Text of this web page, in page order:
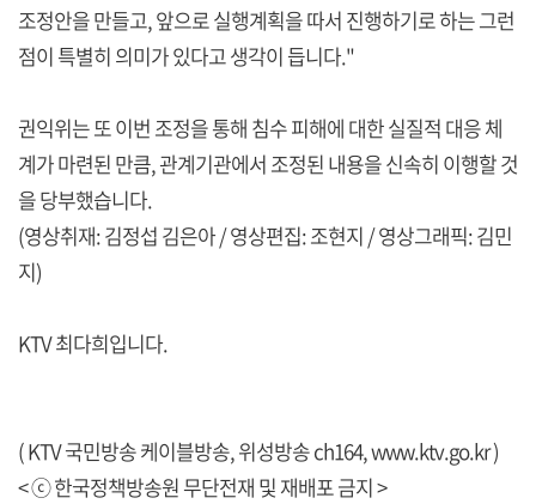
조정안을 만들고, 앞으로 실행계획을 따서 진행하기로 하는 그런
점이 특별히 의미가 있다고 생각이 듭니다."
권익위는 또 이번 조정을 통해 침수 피해에 대한 실질적 대응 체
계가 마련된 만큼, 관계기관에서 조정된 내용을 신속히 이행할 것
을 당부했습니다.
(영상취재: 김정섭 김은아 / 영상편집: 조현지 / 영상그래픽: 김민
지)
KTV 최다희입니다.
( KTV 국민방송 케이블방송, 위성방송 ch164,www.ktv.go.kr)
< ⓒ 한국정책방송원 무단전재 및 재배포 금지 >